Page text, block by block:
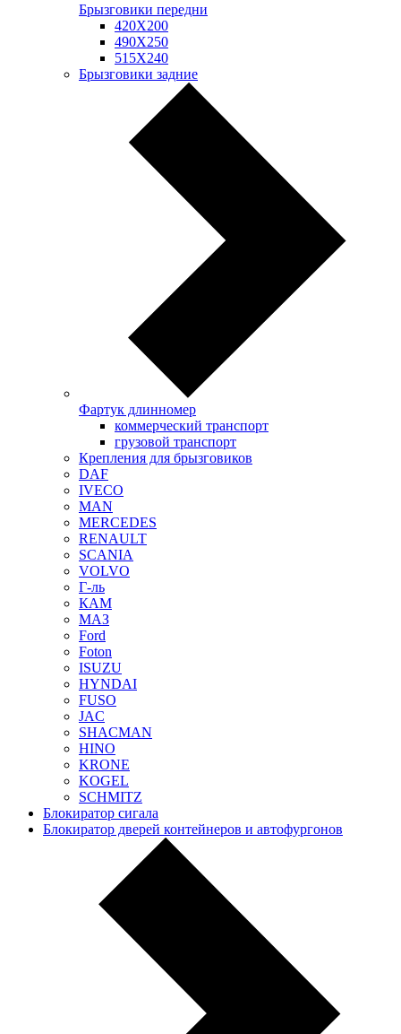
Брызговики передни
420Х200
490Х250
515Х240
Брызговики задние
Фартук длинномер
коммерческий транспорт
грузовой транспорт
Крепления для брызговиков
DAF
IVECO
MAN
MERCEDES
RENAULT
SCANIA
VOLVO
Г-ль
КАМ
МАЗ
Ford
Foton
ISUZU
HYNDAI
FUSO
JAC
SHACMAN
HINO
KRONE
KOGEL
SCHMITZ
Блокиратор сигала
Блокиратор дверей контейнеров и автофургонов